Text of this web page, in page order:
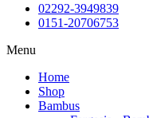
02292-3949839
0151-20706753
Menu
Home
Shop
Bambus